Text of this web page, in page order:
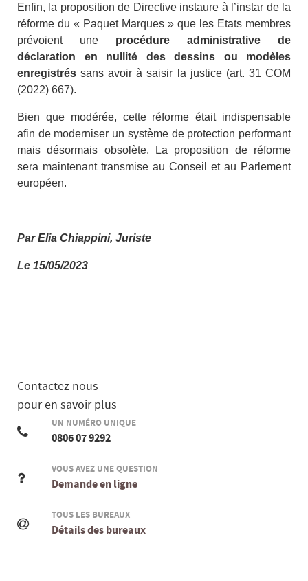
Enfin, la proposition de Directive instaure à l’instar de la
réforme du « Paquet Marques » que les Etats membres
prévoient une procédure administrative de
déclaration en nullité des dessins ou modèles
enregistréssans avoir à saisir la justice (art. 31 COM
(2022) 667).
Bien que modérée, cette réforme était indispensable
afin de moderniser un système de protection performant
mais désormais obsolète. La proposition de réforme
sera maintenant transmise au Conseil et au Parlement
européen.
Par Elia Chiappini, Juriste
Le 15/05/2023
Contactez nous
pour en savoir plus
UN NUMÉRO UNIQUE
0806 07 9292
VOUS AVEZ UNE QUESTION
Demande en ligne
TOUS LES BUREAUX
Détails des bureaux